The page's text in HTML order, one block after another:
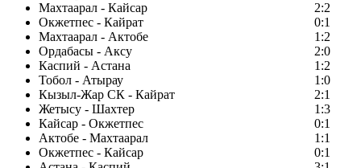
Махтаарал - Кайсар
2:2
Окжетпес - Кайрат
0:1
Махтаарал - Актобе
1:2
Ордабасы - Аксу
2:0
Каспий - Астана
1:2
Тобол - Атырау
1:0
Кызыл-Жар СК - Кайрат
2:1
Жетысу - Шахтер
1:3
Кайсар - Окжетпес
0:1
Актобе - Махтаарал
1:1
Окжетпес - Кайсар
0:1